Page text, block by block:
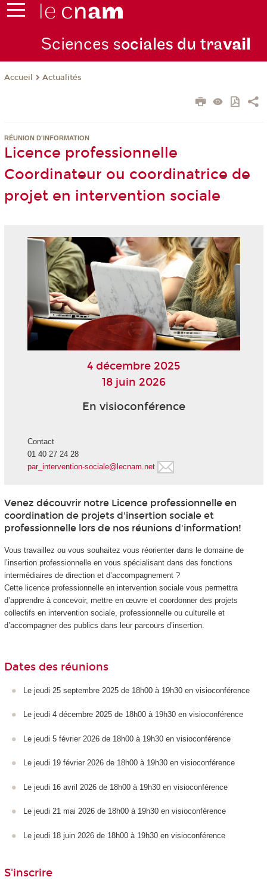
Sciences sociales du travail
Accueil Actualités
RÉUNION D'INFORMATION
Licence professionnelle
Coordinateur ou coordinatrice de
projet en intervention sociale
4 décembre 2025
18 juin 2026
En visioconférence
Contact
01 40 27 24 28
par_intervention-sociale@lecnam.net
Venez découvrir notre Licence professionnelle en
coordination de projets d'insertion sociale et
professionnelle lors de nos réunions d'information!
Vous travaillez ou vous souhaitez vous réorienter dans le domaine de
l’insertion professionnelle en vous spécialisant dans des fonctions
intermédiaires de direction et d’accompagnement ?
Cette licence professionnelle en intervention sociale vous permettra
d’apprendre à concevoir, mettre en œuvre et coordonner des projets
collectifs en intervention sociale, professionnelle ou culturelle et
d’accompagner des publics dans leur parcours d’insertion.
Dates des réunions
Le jeudi 25 septembre 2025 de 18h00 à 19h30 en visioconférence
Le jeudi 4 décembre 2025 de 18h00 à 19h30 en visioconférence
Le jeudi 5 février 2026 de 18h00 à 19h30 en visioconférence
Le jeudi 19 février 2026 de 18h00 à 19h30 en visioconférence
Le jeudi 16 avril 2026 de 18h00 à 19h30 en visioconférence
Le jeudi 21 mai 2026 de 18h00 à 19h30 en visioconférence
Le jeudi 18 juin 2026 de 18h00 à 19h30 en visioconférence
S'inscrire